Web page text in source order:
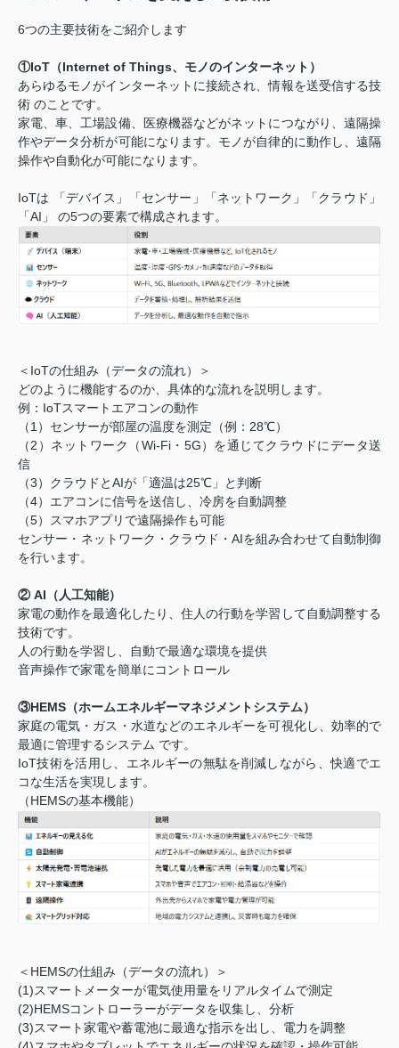
6つの主要技術をご紹介します
①IoT（Internet of Things、モノのインターネット）
あらゆるモノがインターネットに接続され、情報を送受信する技
術 のことです。
家電、車、工場設備、医療機器などがネットにつながり、遠隔操
作やデータ分析が可能になります。モノが自律的に動作し、遠隔
操作や自動化が可能になります。
IoTは 「デバイス」「センサー」「ネットワーク」「クラウド」
「AI」 の5つの要素で構成されます。
＜IoTの仕組み（データの流れ）＞
どのように機能するのか、具体的な流れを説明します。
例：IoTスマートエアコンの動作
（1）センサーが部屋の温度を測定（例：28℃）
（2）ネットワーク（Wi-Fi・5G）を通じてクラウドにデータ送
信
（3）クラウドとAIが「適温は25℃」と判断
（4）エアコンに信号を送信し、冷房を自動調整
（5）スマホアプリで遠隔操作も可能
センサー・ネットワーク・クラウド・AIを組み合わせて自動制御
を行います。
② AI（人工知能）
家電の動作を最適化したり、住人の行動を学習して自動調整する
技術です。
人の行動を学習し、自動で最適な環境を提供
音声操作で家電を簡単にコントロール
③HEMS（ホームエネルギーマネジメントシステム）
家庭の電気・ガス・水道などのエネルギーを可視化し、効率的で
最適に管理するシステム です。
IoT技術を活用し、エネルギーの無駄を削減しながら、快適でエ
コな生活を実現します。
（HEMSの基本機能）
＜HEMSの仕組み（データの流れ）＞
(1)スマートメーターが電気使用量をリアルタイムで測定
(2)HEMSコントローラーがデータを収集し、分析
(3)スマート家電や蓄電池に最適な指示を出し、電力を調整